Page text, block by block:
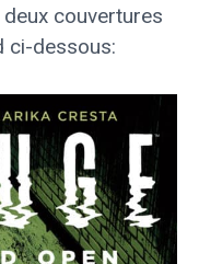
couvertures
ci-dessous: